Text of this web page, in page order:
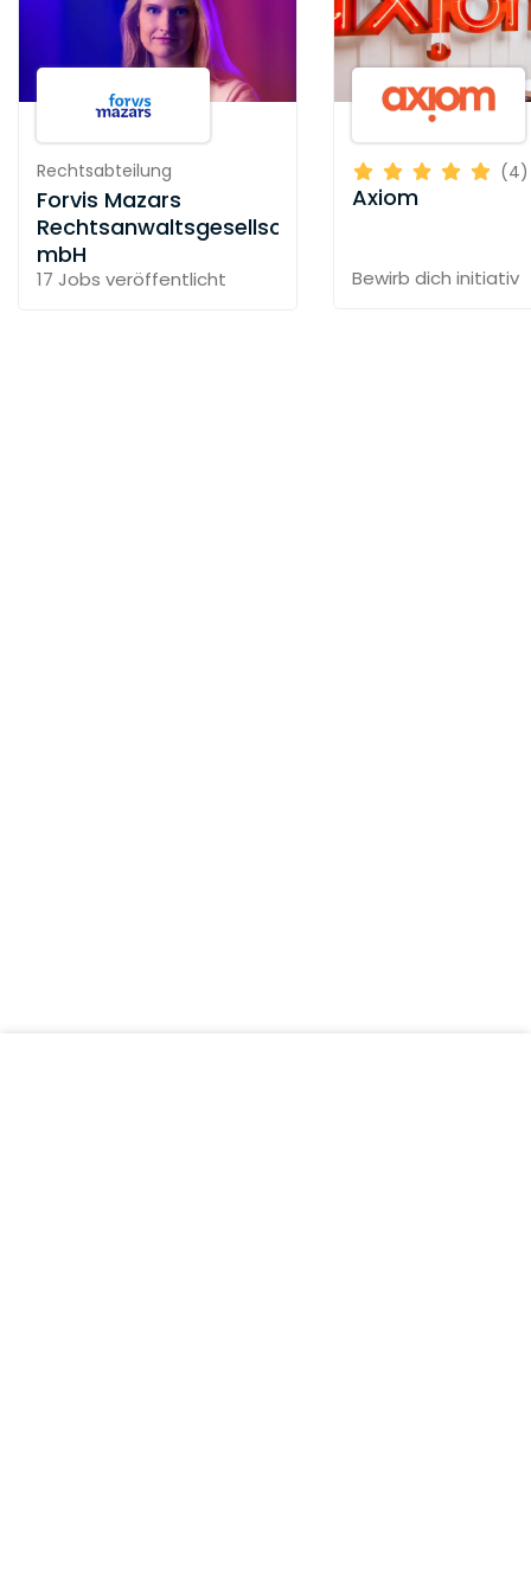
Rechtsabteilung
Forvis Mazars
Rechtsanwaltsgesellschaft
mbH
17 Jobs veröffentlicht
(4)
Axiom
Bewirb dich initiativ